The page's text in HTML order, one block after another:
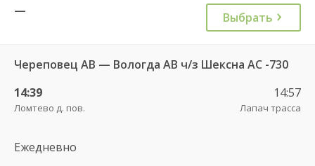
—
Выбрать
Череповец АВ — Вологда АВ ч/з Шексна АC -730
14:39
Ломтево д. пов.
14:57
Лапач трасса
Ежедневно